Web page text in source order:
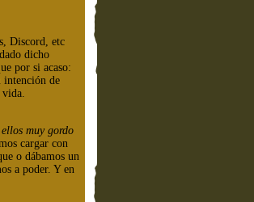
Discord, etc
dicho
por si acaso:
intención de
vida.
muy gordo
cargar con
o dábamos un
a poder. Y en